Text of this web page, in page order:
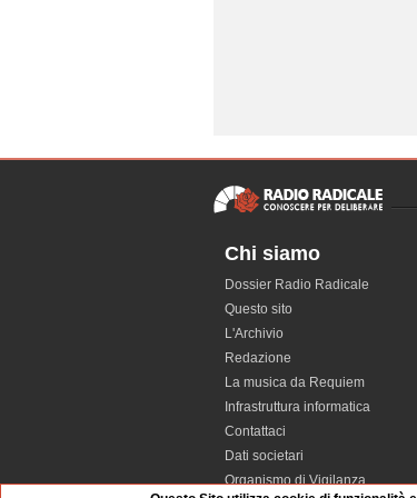
Chi siamo
Dossier Radio Radicale
Questo sito
L'Archivio
Redazione
La musica da Requiem
Infrastruttura informatica
Contattaci
Dati societari
Organismo di Vigilanza